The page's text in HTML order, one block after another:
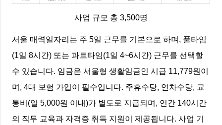
사업 규모 총 3,500명
서울 매력일자리는 주 5일 근무를 기본으로 하며, 풀타임
(1일 8시간) 또는 파트타임(1일 4~6시간) 근무를 선택할
수 있습니다. 임금은 서울형 생활임금인 시급 11,779원이
며, 4대 보험 가입이 필수입니다. 주휴수당, 연차수당, 교
통비(일 5,000원 이내)가 별도로 지급되며, 연간 140시간
의 직무 교육과 자격증 취득 지원이 제공됩니다. 사업 기